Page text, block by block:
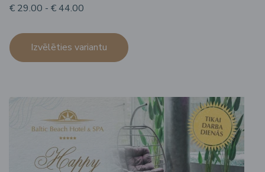
€ 29.00 - € 44.00
Izvēlēties variantu